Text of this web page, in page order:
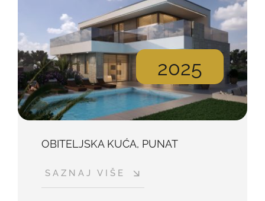
2025
OBITELJSKA KUĆA, PUNAT
SAZNAJ VIŠE